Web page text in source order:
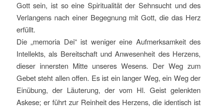
Gott sein, ist so eine Spiritualität der Sehnsucht und des
Verlangens nach einer Begegnung mit Gott, die das Herz
erfüllt.
Die „memoria Dei“ ist weniger eine Aufmerksamkeit des
Intellekts, als Bereitschaft und Anwesenheit des Herzens,
dieser innersten Mitte unseres Wesens. Der Weg zum
Gebet steht allen offen. Es ist ein langer Weg, ein Weg der
Einübung, der Läuterung, der vom Hl. Geist gelenkten
Askese; er führt zur Reinheit des Herzens, die identisch ist